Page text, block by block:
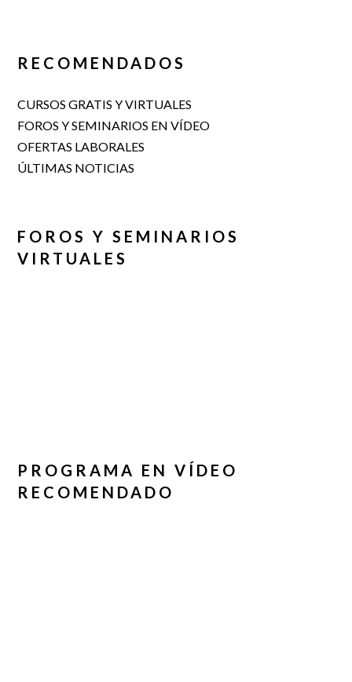
RECOMENDADOS
CURSOS GRATIS Y VIRTUALES
FOROS Y SEMINARIOS EN VÍDEO
OFERTAS LABORALES
ÚLTIMAS NOTICIAS
FOROS Y SEMINARIOS
VIRTUALES
PROGRAMA EN VÍDEO
RECOMENDADO